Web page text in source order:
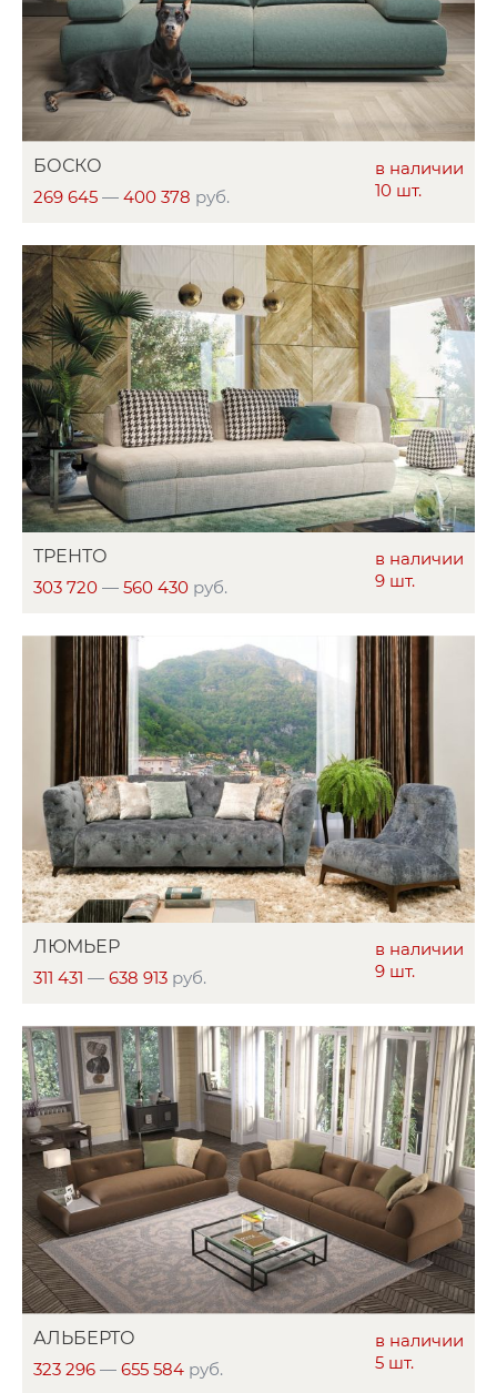
в наличии
10 шт.
БОСКО
269 645 — 400 378 руб.
в наличии
9 шт.
ТРЕНТО
303 720 — 560 430 руб.
в наличии
9 шт.
ЛЮМЬЕР
311 431 — 638 913 руб.
в наличии
5 шт.
АЛЬБЕРТО
323 296 — 655 584 руб.